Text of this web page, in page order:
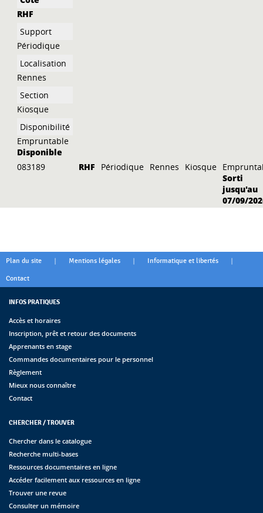
RHF
Périodique
Rennes
Kiosque
Empruntable
Disponible
083189
RHF Périodique Rennes Kiosque
Sorti
jusqu'au
07/09/
Plan du site | Mentions légales | Informatique et libertés |
Contact
INFOS PRATIQUES
Accès et horaires
Inscription, prêt et retour des documents
Apprenants en stage
Commandes documentaires pour le personnel
Règlement
Mieux nous connaître
Contact
CHERCHER / TROUVER
Chercher dans le catalogue
Recherche multi-bases
Ressources documentaires en ligne
Accéder facilement aux ressources en ligne
Trouver une revue
Consulter un mémoire